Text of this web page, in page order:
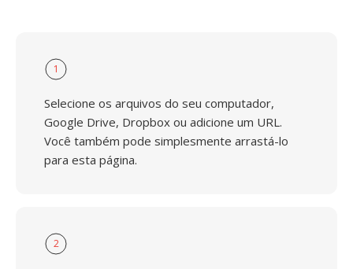
1
Selecione os arquivos do seu computador,
Google Drive, Dropbox ou adicione um URL.
Você também pode simplesmente arrastá-lo
para esta página.
2